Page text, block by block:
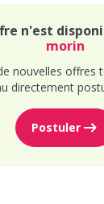
n'est
morin
nouvelles offres
directement
Postuler